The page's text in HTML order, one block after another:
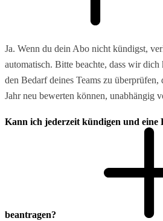
Ja. Wenn du dein Abo nicht kündigst,
automatisch. Bitte beachte, dass wir
den Bedarf deines Teams zu
Jahr neu bewerten können, unabhängig
Kann ich jederzeit kündigen und eine
beantragen?